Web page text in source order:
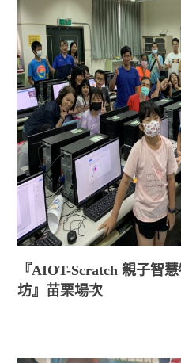
『AIOT-Scratch 親子智
坊』苗栗場次